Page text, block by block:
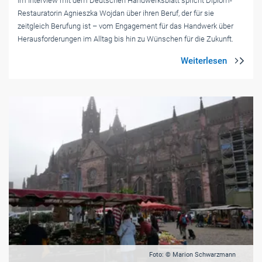
Restauratorin Agnieszka Wojdan über ihren Beruf, der für sie
zeitgleich Berufung ist – vom Engagement für das Handwerk über
Herausforderungen im Alltag bis hin zu Wünschen für die Zukunft.
Foto: © Marion Schwarzmann